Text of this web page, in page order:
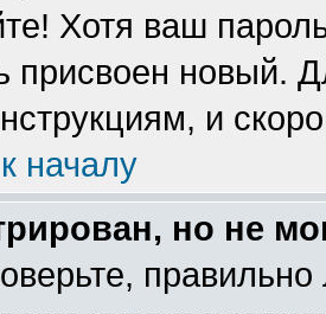
Хотя ваш
присвоен новый.
и
началу
но не